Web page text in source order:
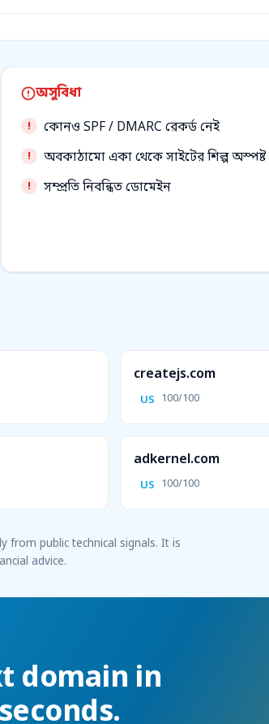
অসুবিধা
কোনও SPF / DMARC রেকর্ড নেই
অবকাঠামো একা থেকে সাইটের শিল্প অস্পষ্ট
সম্প্রতি নিবন্ধিত ডোমেইন
createjs.com
US 100/100
adkernel.com
US 100/100
from public technical signals. It is
advice.
domain in